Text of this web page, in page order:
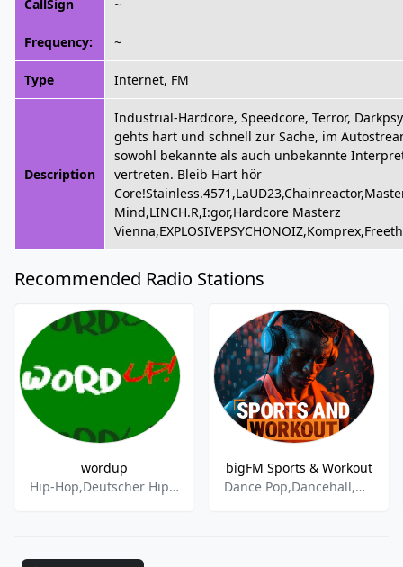
CallSign ~
Frequency: ~
Type Internet, FM
Description
Industrial-Hardcore, Speedcore, Terror,
gehts hart und schnell zur Sache, im
sowohl bekannte als auch unbekannte
vertreten. Bleib Hart hör
Mind,LINCH.R,I:gor,Hardcore Masterz
Recommended Radio Stations
wordup
Hip-Hop,Deutscher Hip-Hop,Reggae,Dancehall
bigFM Sports & Workout
Dance Pop,Dancehall,Urban,Workout,